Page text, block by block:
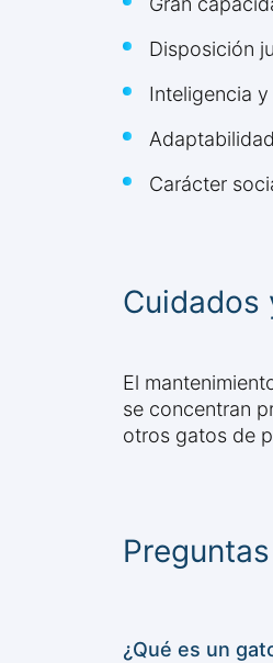
Disposición
Inteligencia
Carácter
Cuidados
El
se concentran
otros gatos de
¿Qué es un